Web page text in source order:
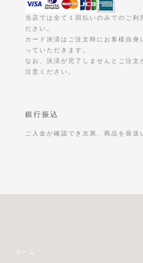
当店では全て１回払いのみでのご利
ださい。
カード決済はご注文時にお客様自身
っていただきます。
なお、決済が完了しませんとご注文
注意ください。
銀行振込
ご入金が確認でき次第、商品を発送
ホーム